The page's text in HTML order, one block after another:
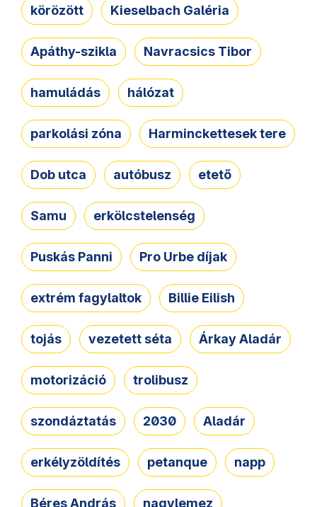
körözött Kieselbach Galéria
Apáthy-szikla Navracsics Tibor
hamuládás hálózat
parkolási zóna Harminckettesek tere
Dob utca autóbusz etető
Samu erkölcstelenség
Puskás Panni Pro Urbe díjak
extrém fagylaltok Billie Eilish
tojás vezetett séta Árkay Aladár
motorizáció trolibusz
szondáztatás 2030 Aladár
erkélyzöldítés petanque napp
Béres András nagylemez